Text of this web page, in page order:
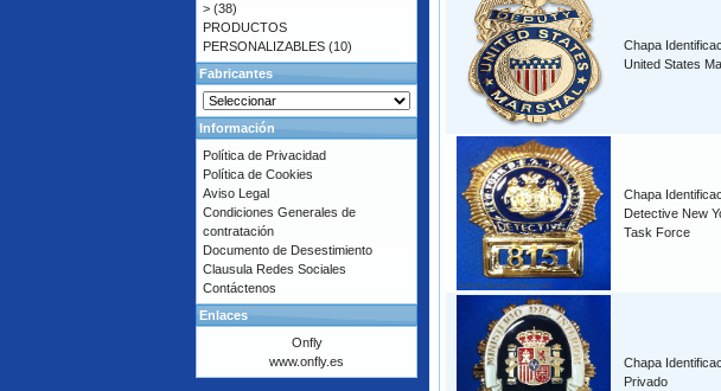
Chapa
United States
Chapa
Detective New
Task Force
Chapa
Privado
> (38)
PRODUCTOS
PERSONALIZABLES (10)
Fabricantes
Información
Política de Privacidad
Política de Cookies
Aviso Legal
Condiciones Generales de
contratación
Documento de Desestimiento
Clausula Redes Sociales
Contáctenos
Enlaces
Onfly
www.onfly.es